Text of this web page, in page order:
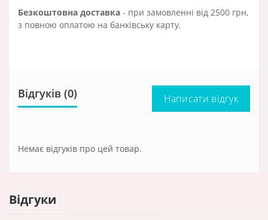
Безкоштовна доставка - при замовленні від 2500 грн,
з повною оплатою на банківську карту.
Відгуків (0) Написати відгук
Немає відгуків про цей товар.
Відгуки